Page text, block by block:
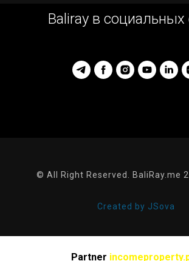
Baliray в социальных
© All Right Reserved. BaliRay.me
Created by JSova
Partner